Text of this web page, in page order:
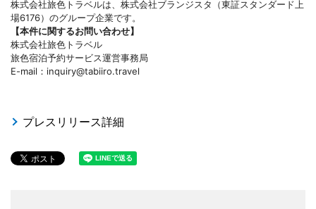
株式会社旅色トラベルは、株式会社ブランジスタ（東証スタンダード上
場6176）のグループ企業です。
【本件に関するお問い合わせ】
株式会社旅色トラベル
旅色宿泊予約サービス運営事務局
E-mail：inquiry@tabiiro.travel
プレスリリース詳細